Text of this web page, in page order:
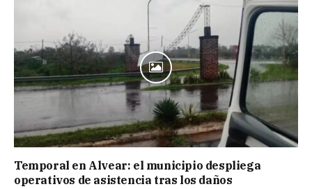
Temporal en Alvear: el municipio despliega
operativos de asistencia tras los daños